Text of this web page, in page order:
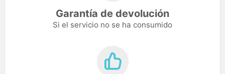
Garantía de devolución
Si el servicio no se ha consumido